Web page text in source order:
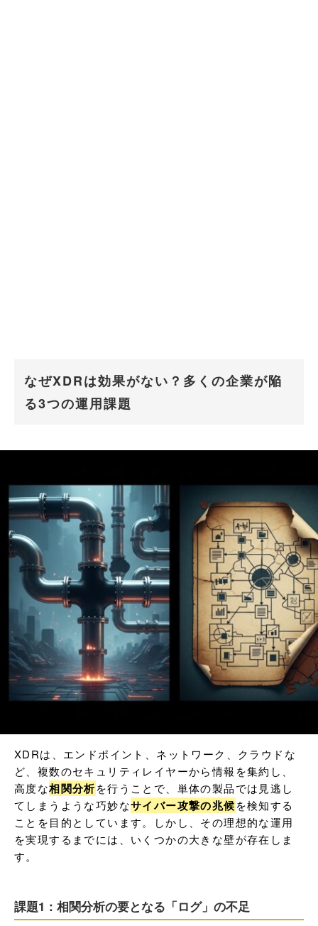
なぜXDRは効果がない？多くの企業が陥
る3つの運用課題
XDRは、エンドポイント、ネットワーク、クラウドな
ど、複数のセキュリティレイヤーから情報を集約し、
高度な相関分析を行うことで、単体の製品では見逃し
てしまうような巧妙なサイバー攻撃の兆候を検知する
ことを目的としています。しかし、その理想的な運用
を実現するまでには、いくつかの大きな壁が存在しま
す。
課題1：相関分析の要となる「ログ」の不足